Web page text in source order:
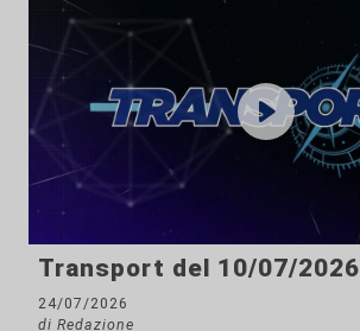
Transport del 10/07/2026
24/07/2026
di Redazione